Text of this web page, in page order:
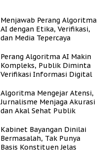
Menjawab Perang Algoritma
AI dengan Etika, Verifikasi,
dan Media Tepercaya
Perang Algoritma AI Makin
Kompleks, Publik Diminta
Verifikasi Informasi Digital
Algoritma Mengejar Atensi,
Jurnalisme Menjaga Akurasi
dan Akal Sehat Publik
Kabinet Bayangan Dinilai
Bermasalah, Tak Punya
Basis Konstituen Jelas